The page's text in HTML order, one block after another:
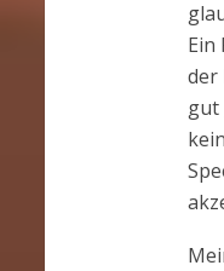
Ein
der
gut